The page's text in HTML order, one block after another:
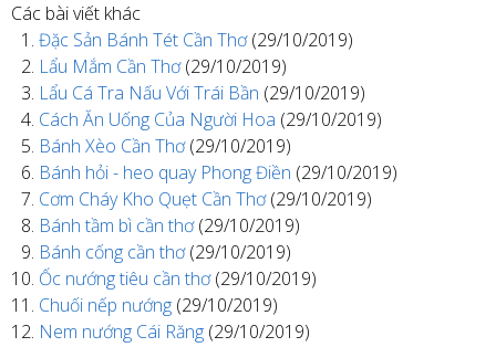
Các bài viết khác
Đặc Sản Bánh Tét Cần Thơ(29/10/2019)
Lẩu Mắm Cần Thơ(29/10/2019)
Lẩu Cá Tra Nấu Với Trái Bần (29/10/2019)
Cách Ăn Uống Của Người Hoa (29/10/2019)
Bánh Xèo Cần Thơ(29/10/2019)
Bánh hỏi - heo quay Phong Điền (29/10/2019)
Cơm Cháy Kho Quẹt Cần Thơ(29/10/2019)
Bánh tầm bì cần thơ(29/10/2019)
Bánh cống cần thơ(29/10/2019)
Ốc nướng tiêu cần thơ(29/10/2019)
Chuối nếp nướng (29/10/2019)
Nem nướng Cái Răng (29/10/2019)